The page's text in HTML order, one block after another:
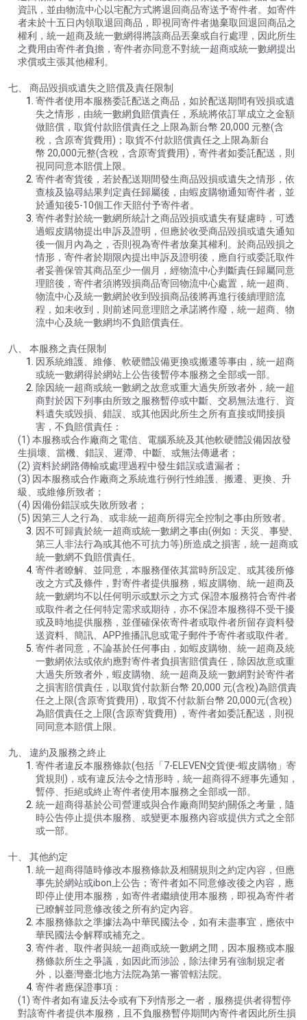
資訊，並由物流中心以宅配方式將退回商品寄送予寄件者。如寄件
者未於十五日內領取退回商品，即視同寄件者拋棄取回退回商品之
權利，統一超商及統一數網得將該商品丟棄或自行處理，因此所生
之費用由寄件者負擔，寄件者亦同意不對統一超商或統一數網提出
求償或主張其他權利。
七、 商品毀損或遺失之賠償及責任限制
寄件者使用本服務委託配送之商品，如於配送期間有毀損或遺
失之情形，由統一數網負賠償責任，系統將依訂單成立之金額
做賠償，取貨付款賠償責任之上限為新台幣 20,000 元整(含
稅，含原寄貨費用)；取貨不付款賠償責任之上限為新台
幣 20,000元整(含稅，含原寄貨費用)，寄件者如委託配送，則
視同同意本賠償上限。
寄件者寄貨後，若於配送期間發生商品毀損或遺失之情形，依
查核及協尋結果判定責任歸屬後，由蝦皮購物通知寄件者，並
於通知後5-10個工作天賠付予寄件者。
寄件者對於統一數網所統計之商品毀損或遺失有疑慮時，可透
過蝦皮購物提出申訴及證明，但應於收受商品毀損或遺失通知
後一個月內為之，否則視為寄件者放棄其權利。於商品毀損之
情形，寄件者於期限內提出申訴及證明後，應自行或委託取件
者妥善保管其商品至少一個月，經物流中心判斷責任歸屬同意
理賠後，寄件者須將毀損商品寄回物流中心處置，統一超商、
物流中心及統一數網於收到毀損商品後將再進行後續理賠流
程，如未收到，則前述同意理賠之承諾將作廢，統一超商、物
流中心及統一數網均不負賠償責任。
八、 本服務之責任限制
因系統維護、維修、軟硬體設備更換或搬遷等事由，統一超商
或統一數網得於網站上公告後暫停本服務之全部或一部。
除因統一超商或統一數網之故意或重大過失所致者外，統一超
商對於因下列事由所致之服務暫停或中斷、交易無法進行、資
料遺失或毀損、錯誤、或其他因此所生之所有直接或間接損
害，不負賠償責任：
(1) 本服務或合作廠商之電信、電腦系統及其他軟硬體設備因故發
生損壞、當機、錯誤、遲滯、中斷、或無法傳遞者；
(2) 資料於網路傳輸或處理過程中發生錯誤或遺漏者；
(3) 因本服務或合作廠商之系統進行例行性維護、搬遷、更換、升
級、或維修所致者；
(4) 因備份錯誤或失敗所致者；
(5) 因第三人之行為、或非統一超商所得完全控制之事由所致者。
因不可歸責於統一超商或統一數網之事由(例如：天災、事變、
第三人非法行為或其他不可抗力等)所造成之損害，統一超商或
統一數網不負賠償責任。
寄件者瞭解、並同意，本服務僅依其當時所設定、或其後所修
改之方式及條件，對寄件者提供服務，蝦皮購物、統一超商及
統一數網均不以任何明示或默示之方式 保證本服務符合寄件者
或取件者之任何特定需求或期待，亦不保證本服務得不受干擾
或及時地提供服務，並僅確保依寄件者或取件者所留存資料發
送資料、簡訊、APP推播訊息或電子郵件予寄件者或取件者。
寄件者同意，不論基於任何事由，如蝦皮購物、統一超商及統
一數網依法或依約應對寄件者負損害賠償責任，除因故意或重
大過失所致者外，蝦皮購物、統一超商及統一數網對於寄件者
之損害賠償責任，以取貨付款新台幣 20,000 元(含稅)為賠償責
任之上限(含原寄貨費用)，取貨不付款新台幣 20,000元(含稅)
為賠償責任之上限(含原寄貨費用) ，寄件者如委託配送，則視
同同意本賠償上限。
九、 違約及服務之終止
寄件者違反本服務條款(包括「7-ELEVEN交貨便-蝦皮購物」寄
貨規則)，或有違反法令之情形時，統一超商得不經事先通知，
暫停、拒絕或終止寄件者使用本服務之全部或一部。
統一超商得基於公司營運或與合作廠商間契約關係之考量，隨
時公告停止提供本服務、或變更本服務內容或提供方式之全部
或一部。
十、 其他約定
統一超商得隨時修改本服務條款及相關規則之約定內容，但應
事先於網站或ibon上公告；寄件者如不同意修改後之內容，應
即停止使用本服務，如寄件者繼續使用本服務，即視為寄件者
已瞭解並同意修改後之所有約定內容。
本服務條款之準據法為中華民國法令，如有未盡事宜，應依中
華民國法令解釋或補充之。
寄件者、取件者與統一超商或統一數網之間，因本服務或本服
務條款所生之爭議，如因此而涉訟，除法律另有強制規定者
外，以臺灣臺北地方法院為第一審管轄法院。
寄件者應保證事項﹕
(1) 寄件者如有違反法令或有下列情形之一者，服務提供者得暫停
對該寄件者提供本服務，且不負服務暫停期間內寄件者因此所生損